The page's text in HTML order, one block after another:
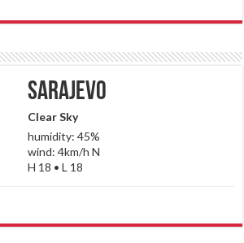
Sarajevo
Clear Sky
humidity: 45%
wind: 4km/h N
H 18 • L 18